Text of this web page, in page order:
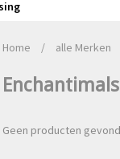
Home / alle Merken
Enchantimals
Geen producten